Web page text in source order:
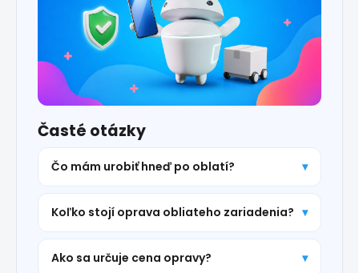
Časté otázky
Čo mám urobiť hneď po oblatí?
Koľko stojí oprava obliateho zariadenia?
Ako sa určuje cena opravy?